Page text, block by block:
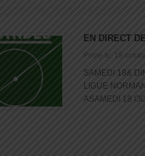
EN DIRECT
Posté le: 19
SAMEDI 18&
LIGUE
ASAMEDI 18